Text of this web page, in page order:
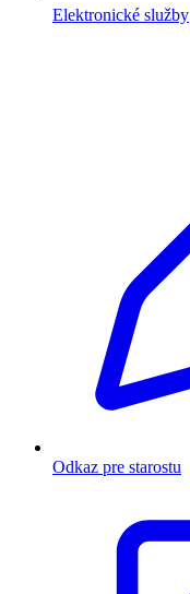
Elektronické služby
Odkaz pre starostu